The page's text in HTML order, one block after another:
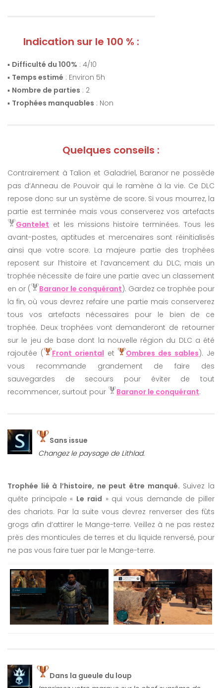
Indication sur le 100 % :
▪️ Difficulté du 100% : 4/10
▪️ Temps estimé : Environ 5h
▪️ Nombre de parties : 2
▪️ Trophées manquables : Non
Quelques conseils :
Contrairement à Talion et Galadriel, Baranor ne possède
pas d’Anneau de Pouvoir qui le ramène à la vie. Ce DLC
repose donc sur un système de score. Si vous mourrez, la
partie est terminée mais vous conserverez vos artefacts
Gantelet et les missions histoire terminées. Tous les
avant-postes, aptitudes et mercenaires sont réinitialisés
ainsi que votre score. La majeure partie des trophées
reposent sur l’histoire et l’avancement du DLC, mais un
trophée nécessite de faire une partie avec un classement
en or (
Baranor le conquérant). Gardez ce trophée pour
la fin, où vous devrez refaire une partie mais conserverez
tous vos artefacts nécessaires pour le bien de ce
trophée. Deux trophées vont demanderont de retourner
sur le jeu de base dont la nouvelle région du DLC a été
rajoutée (
Front oriental et Ombres des sables). Je
vous recommande grandement de faire des
sauvegardes de secours pour éviter de tout
recommencer, surtout pour
Baranor le conquérant.
Sans issue
Changez le paysage de Lithlad.
Trophée lié à l’histoire, ne peut être manqué. Suivez la
quête principale « Le raid » qui vous demande de piller
des chariots. Par la suite vous devrez renverser des fûts
grogs afin d’attirer le Mange-terre. Veillez à ne pas restez
près des monticules de terres et du liquide renversé, pour
ne pas vous faire tuer par le Mange-terre.
Dans la gueule du loup